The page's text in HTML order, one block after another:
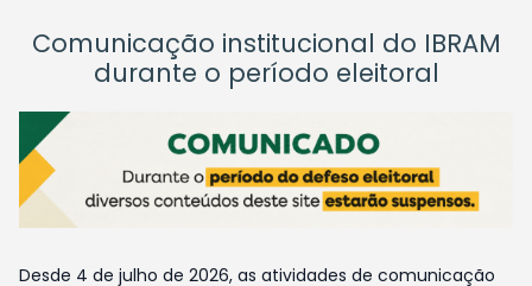
Comunicação institucional do IBRAM
durante o período eleitoral
Desde 4 de julho de 2026, as atividades de comunicação